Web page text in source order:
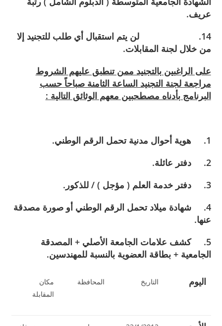
عريف.
14. لن يتم استقبال أي طلب للتجنيد إلا
من خلال لجنة المقابلات.
على الراغبين بالتجنيد ممن تنطبق عليهم الشروط
مراجعة لجنة التجنيد الساعة الثامنة صباحاً حسب
البرنامج بأدناه مصطحبين معهم الوثائق التالية :
1. هوية أحوال مدنية تحمل الرقم الوطني.
2. دفتر عائلة.
3. دفتر خدمة العلم ( مؤجل ) / للذكور.
4. شهادة ميلاد تحمل الرقم الوطني أو صورة مصدقة
عنها.
5. كشف علامات الجامعة الأصلي + المصدقة
الجامعية + بطاقة العضوية بالنسبة للمهندسين.
اليوم التاريخ المحافظة
مكان
المقابلة